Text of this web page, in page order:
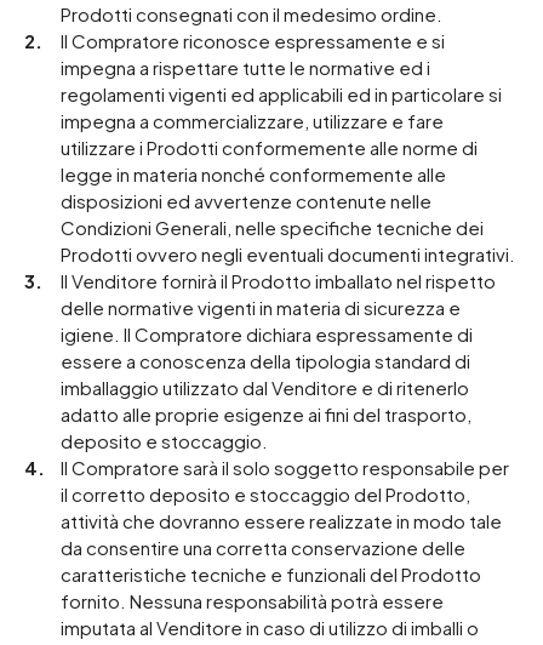
Prodotti consegnati con il medesimo ordine.
Il Compratore riconosce espressamente e si
impegna a rispettare tutte le normative ed i
regolamenti vigenti ed applicabili ed in particolare si
impegna a commercializzare, utilizzare e fare
utilizzare i Prodotti conformemente alle norme di
legge in materia nonché conformemente alle
disposizioni ed avvertenze contenute nelle
Condizioni Generali, nelle specifiche tecniche dei
Prodotti ovvero negli eventuali documenti integrativi.
Il Venditore fornirà il Prodotto imballato nel rispetto
delle normative vigenti in materia di sicurezza e
igiene. Il Compratore dichiara espressamente di
essere a conoscenza della tipologia standard di
imballaggio utilizzato dal Venditore e di ritenerlo
adatto alle proprie esigenze ai fini del trasporto,
deposito e stoccaggio.
Il Compratore sarà il solo soggetto responsabile per
il corretto deposito e stoccaggio del Prodotto,
attività che dovranno essere realizzate in modo tale
da consentire una corretta conservazione delle
caratteristiche tecniche e funzionali del Prodotto
fornito. Nessuna responsabilità potrà essere
imputata al Venditore in caso di utilizzo di imballi o